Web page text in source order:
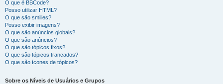
O que é BBCode?
Posso utilizar HTML?
O que são smilies?
Posso exibir imagens?
O que são anúncios globais?
O que são anúncios?
O que são tópicos fixos?
O que são tópicos trancados?
O que são ícones de tópicos?
Sobre os Níveis de Usuários e Grupos